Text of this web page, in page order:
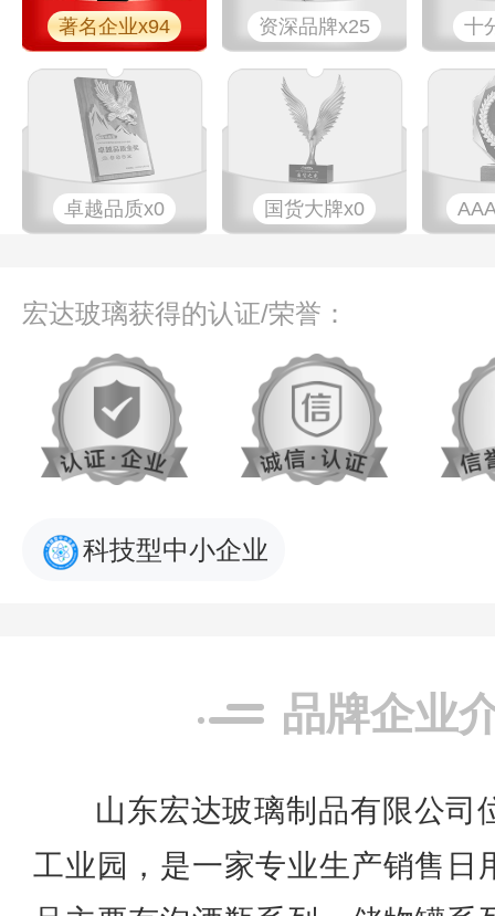
著名企业x94 资深品牌x25 十
卓越品质x0 国货大牌x0
宏达玻璃获得的认证/荣誉：
科技型中小企业
品牌企业
山东宏达玻璃制品有限公司
工业园，是一家专业生产销售日